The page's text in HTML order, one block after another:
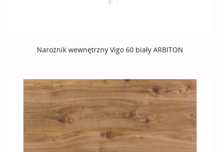
Narożnik wewnętrzny Vigo 60 biały ARBITON